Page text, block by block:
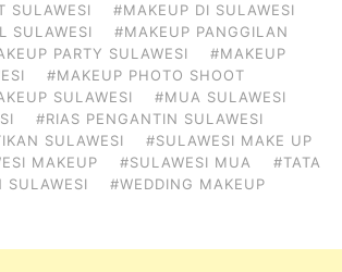
SULAWESI
#MAKEUP DI SULAWESI
SULAWESI
#MAKEUP PANGGILAN
PARTY SULAWESI
#MAKEUP
#MAKEUP PHOTO SHOOT
SULAWESI
#MUA SULAWESI
#RIAS PENGANTIN SULAWESI
SULAWESI
#SULAWESI MAKE UP
MAKEUP #SULAWESI MUA
#TATA
SULAWESI
#WEDDING MAKEUP